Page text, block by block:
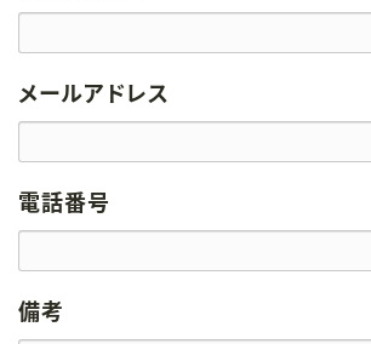
メールアドレス
電話番号
備考